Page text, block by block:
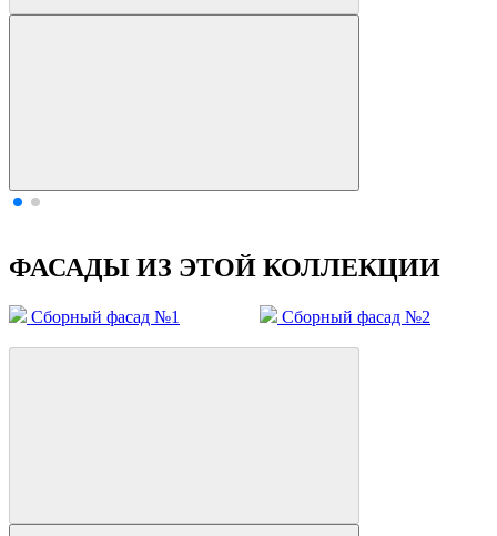
ФАСАДЫ ИЗ ЭТОЙ КОЛЛЕКЦИИ
Сборный фасад №1 Cборный фасад №2